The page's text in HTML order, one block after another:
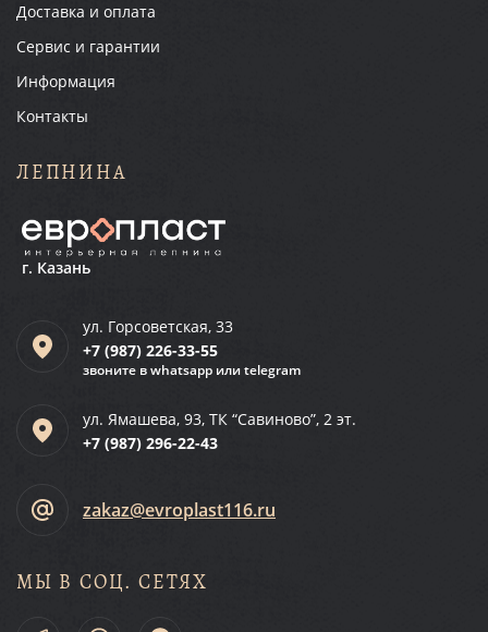
Доставка и оплата
Сервис и гарантии
Информация
Контакты
ЛЕПНИНА
г. Казань
ул. Горсоветская, 33
+7 (987) 226-33-55
звоните в whatsapp или telegram
ул. Ямашева, 93, ТК “Савиново”, 2 эт.
+7 (987) 296-22-43
zakaz@evroplast116.ru
МЫ В СОЦ. СЕТЯХ